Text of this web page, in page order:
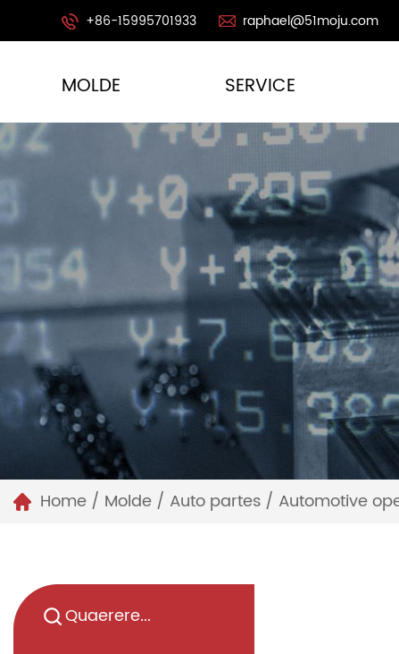
+86-15995701933 raphael@51moju.com
MOLDE SERVICE
Home / Molde / Auto partes / Automotive